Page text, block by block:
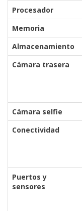
Procesador
Memoria
Almacenamiento
Cámara trasera
Cámara selfie
Conectividad
Puertos y
sensores